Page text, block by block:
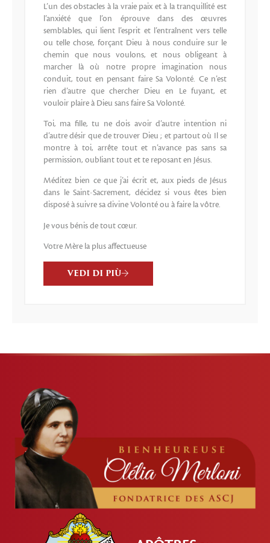
L’un des obstacles à la vraie paix et à la tranquillité est
l’anxiété que l’on éprouve dans des œuvres
semblables, qui lient l’esprit et l’entraînent vers telle
ou telle chose, forçant Dieu à nous conduire sur le
chemin que nous voulons, et nous obligeant à
marcher là où notre propre imagination nous
conduit, tout en pensant faire Sa Volonté. Ce n’est
rien d’autre que chercher Dieu en Le fuyant, et
vouloir plaire à Dieu sans faire Sa Volonté.
Toi, ma fille, tu ne dois avoir d’autre intention ni
d’autre désir que de trouver Dieu ; et partout où Il se
montre à toi, arrête tout et n’avance pas sans sa
permission, oubliant tout et te reposant en Jésus.
Méditez bien ce que j’ai écrit et, aux pieds de Jésus
dans le Saint-Sacrement, décidez si vous êtes bien
disposé à suivre sa divine Volonté ou à faire la vôtre.
Je vous bénis de tout cœur.
Votre Mère la plus affectueuse
VEDI DI PIÙ